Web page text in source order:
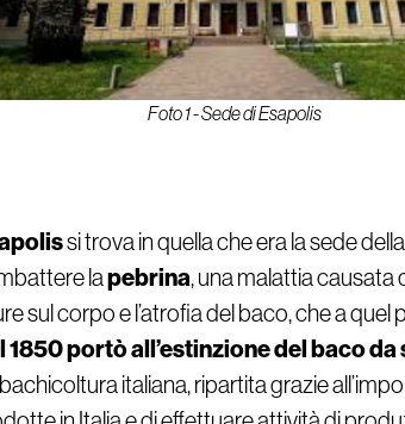
Foto 1 - Sede di Esapolis
si trova in quella che era la sede della
lapebrina, una malattia causata
sul corpo e l’atrofia del baco, che a
1850 portò all’estinzione del baco
italiana, ripartita grazie